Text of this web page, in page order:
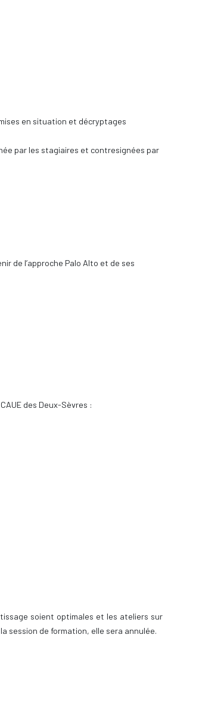
en situation et décryptages
par les stagiaires et contresignées par
de l’approche Palo Alto et de ses
des Deux-Sèvres :
soient optimales et les ateliers sur
session de formation, elle sera annulée.